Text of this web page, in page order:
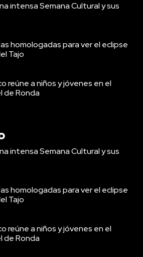
intensa Semana Cultural y sus
homologadas para ver el eclipse
Tajo
reúne a niños y jóvenes en el
de Ronda
intensa Semana Cultural y sus
homologadas para ver el eclipse
Tajo
reúne a niños y jóvenes en el
de Ronda